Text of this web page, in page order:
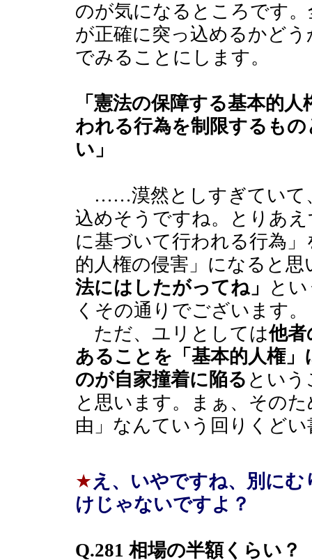
のが気になるところです
が正確に突っ込めるかど
でみることにします。
「憲法の保障する基本的
われる行為を制限するも
い」
……漠然としすぎていて
込めそうですね。とりあ
に基づいて行われる行為
的人権の侵害」になると
法にはしたがってね」
と
くその通りでございます。
ただ、ユリとしては他者
あることを「基本的人権
のが自家撞着に陥る とい
と思います。まぁ、その
由」なんていう回りくど
★ え、いやですね、別に
けじゃないですよ？
Q.281 相場の半額くらい？